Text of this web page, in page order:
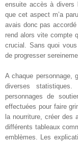
ensuite accès à
que cet aspect m’a
avais donc pas
rend alors vite compte
crucial. Sans quoi
de progresser
A chaque personnage,
diverses
personnages de
effectuées pour faire
la nourriture, créer des
différents tableaux
emblèmes. Les